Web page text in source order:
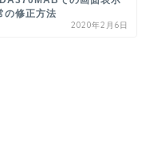
の修正方法
2020年2月6日